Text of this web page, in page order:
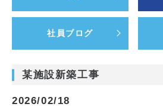
社員ブログ
某施設新築工事
2026/02/18